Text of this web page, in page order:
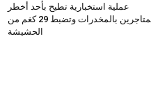
عملية استخبارية تطيح بأحد أخطر
المتاجرين بالمخدرات وتضبط 29 كغم من
الحشيشة